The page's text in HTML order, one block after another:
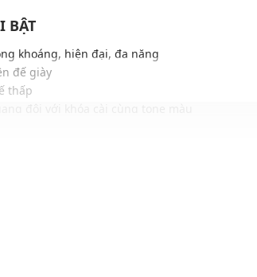
BẬT
khoáng, hiện đại, đa năng
đế giày
thấp